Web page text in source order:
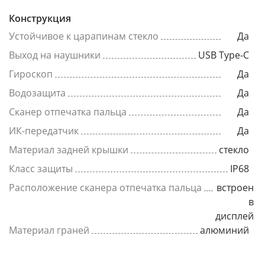
Конструкция
Устойчивое к царапинам стекло
Да
Выход на наушники
USB Type-C
Гироскоп
Да
Водозащита
Да
Сканер отпечатка пальца
Да
ИК-передатчик
Да
Материал задней крышки
стекло
Класс защиты
IP68
Расположение сканера отпечатка пальца
встроен
в
дисплей
Материал граней
алюминий